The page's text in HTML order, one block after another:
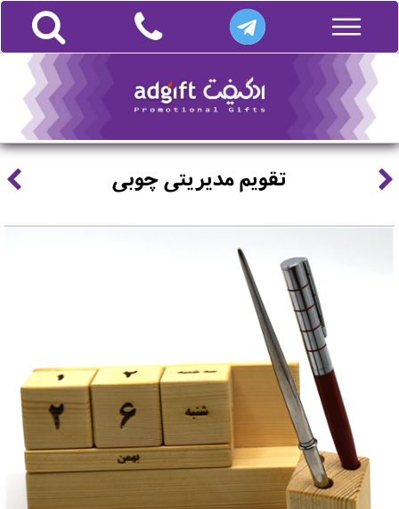
تقویم مدیریتی چوبی